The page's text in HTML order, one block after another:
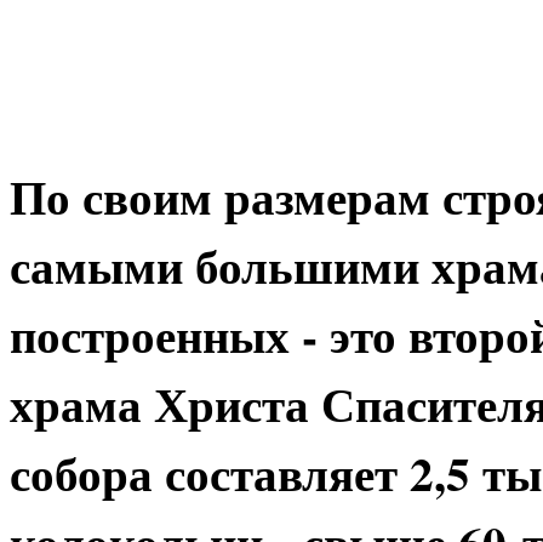
По своим размерам
самыми большими
построенных - это
храма Христа
собора составляет 2,5